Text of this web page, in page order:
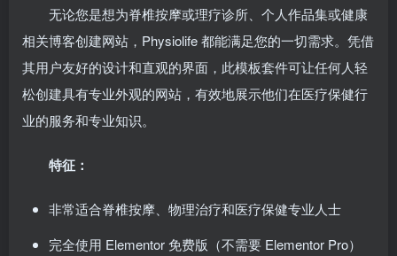
无论您是想为脊椎按摩或理疗诊所、个人作品集或健康
相关博客创建网站，Physiolife 都能满足您的一切需求。凭借
其用户友好的设计和直观的界面，此模板套件可让任何人轻
松创建具有专业外观的网站，有效地展示他们在医疗保健行
业的服务和专业知识。
特征：
非常适合脊椎按摩、物理治疗和医疗保健专业人士
完全使用 Elementor 免费版（不需要 Elementor Pro）